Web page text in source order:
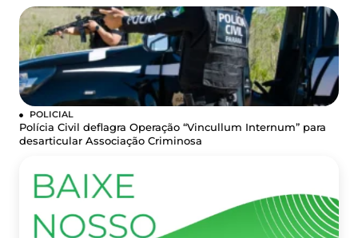
POLICIAL
Polícia Civil deflagra Operação “Vincullum Internum” para
desarticular Associação Criminosa